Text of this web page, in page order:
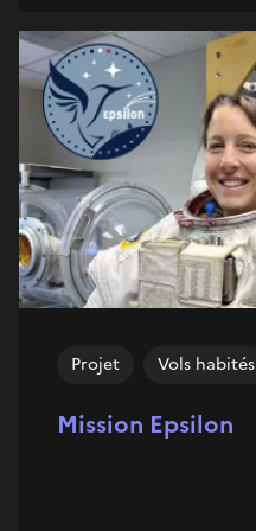
Mission Epsilon
Projet Vols habités